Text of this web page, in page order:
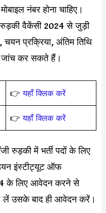
नंबर होना चाहिए।
वैकेंसी 2024 से जुड़ी
चयन प्रक्रिया, अंतिम तिथि
जांच कर सकते हैं।
👉यहाँ क्लिक करें
👉यहाँ क्लिक करें
रुड़की में भर्ती पदों के लिए
इंस्टीट्यूट ऑफ
के लिए आवेदन करने से
लें उसके बाद ही आवेदन करें।